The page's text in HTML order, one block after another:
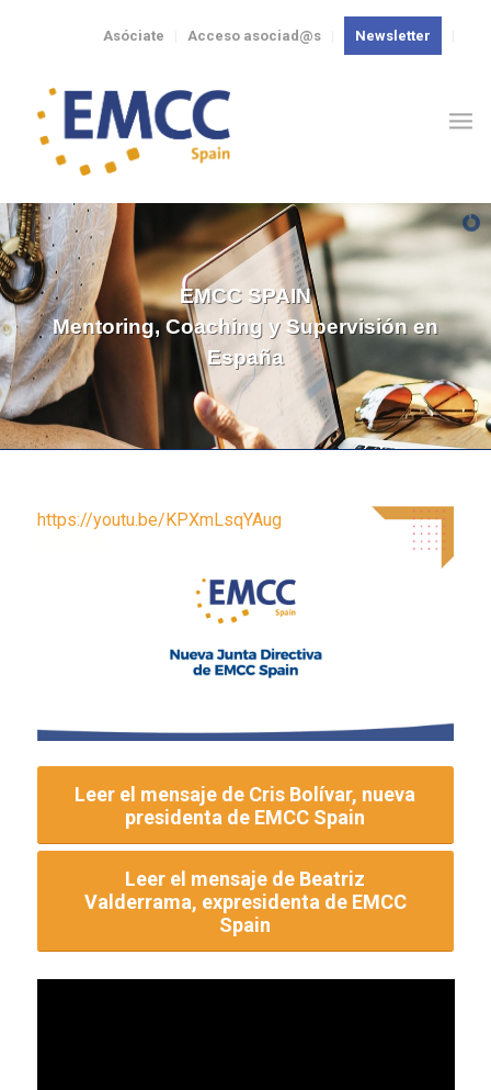
Newsletter
Acceso asociad@s
Asóciate
EMCC SPAIN
Mentoring, Coaching y Supervisión en
España
https://youtu.be/KPXmLsqYAug
Leer el mensaje de Cris Bolívar, nueva
presidenta de EMCC Spain
Leer el mensaje de Beatriz
Valderrama, expresidenta de EMCC
Spain